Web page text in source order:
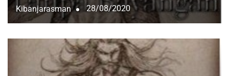
Kibanjarasman 28/08/2020